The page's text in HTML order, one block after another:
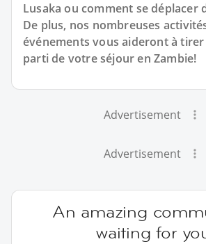
Lusaka ou comment se déplacer
De plus, nos nombreuses
événements vous aideront à
parti de votre séjour en Zambie!
Advertisement
Advertisement
An amazing
waiting for